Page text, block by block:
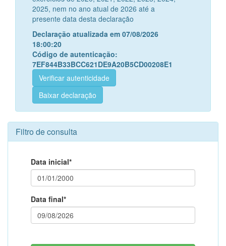
2025, nem no ano atual de 2026 até a
presente data desta declaração
Declaração atualizada em 07/08/2026
18:00:20
Código de autenticação:
7EF844B33BCC621DE9A20B5CD00208E1
Verificar autenticidade
Baixar declaração
Filtro de consulta
Data inicial*
Data final*